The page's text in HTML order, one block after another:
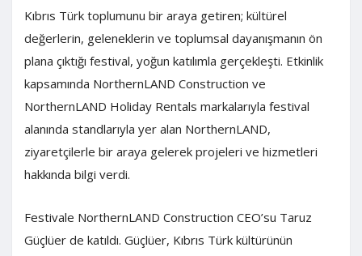
Kıbrıs Türk toplumunu bir araya getiren; kültürel
değerlerin, geleneklerin ve toplumsal dayanışmanın ön
plana çıktığı festival, yoğun katılımla gerçekleşti. Etkinlik
kapsamında NorthernLAND Construction ve
NorthernLAND Holiday Rentals markalarıyla festival
alanında standlarıyla yer alan NorthernLAND,
ziyaretçilerle bir araya gelerek projeleri ve hizmetleri
hakkında bilgi verdi.
Festivale NorthernLAND Construction CEO’su Taruz
Güçlüer de katıldı. Güçlüer, Kıbrıs Türk kültürünün